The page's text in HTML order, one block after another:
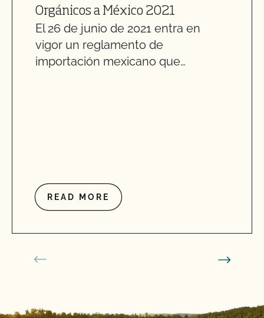
Orgánicos a México 2021
El 26 de junio de 2021 entra en
vigor un reglamento de
importación mexicano que…
READ MORE